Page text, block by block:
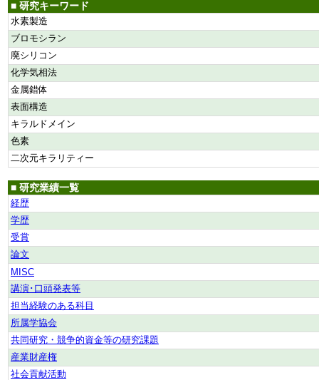
■ 研究キーワード
水素製造
ブロモシラン
廃シリコン
化学気相法
金属錯体
表面構造
キラルドメイン
色素
二次元キラリティー
■ 研究業績一覧
経歴
学歴
受賞
論文
MISC
講演･口頭発表等
担当経験のある科目
所属学協会
共同研究・競争的資金等の研究課題
産業財産権
社会貢献活動